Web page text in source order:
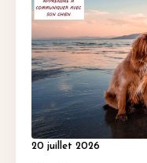
20 juillet 2026